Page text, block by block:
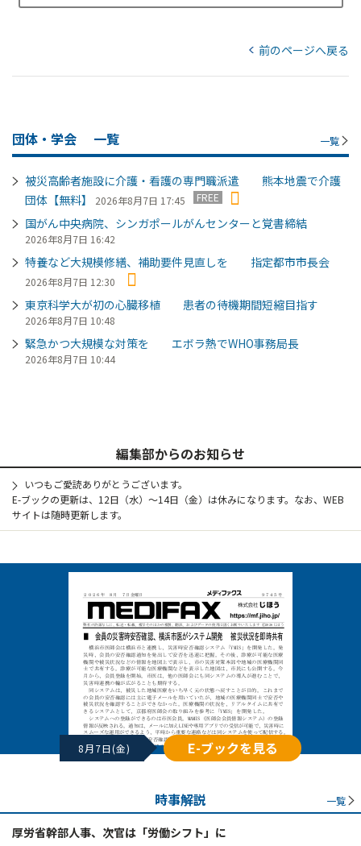
前のページへ戻る
団体・学会 一覧 一覧
被災高齢者施設に介護・看護の専門職派遣 熊本地震で介護
団体【無料】
2026年8月7日 17:45 FREE
国がん中央病院、シンガポールがんセンターと覚書締結
2026年8月7日 16:42
特養など大規模修繕、補助要件見直しを 指定都市市長会
2026年8月7日 12:30
東京科学大が初の心臓移植 患者の待機期間短縮目指す
2026年8月7日 10:48
緊急かつ大規模な対策を エボラ熱でWHO事務局長
2026年8月7日 10:44
編集部からのお知らせ
いつもご愛読ありがとうございます。
E-ブックの更新は、12日（水）～14日（金）は休みになります。なお、WEB
サイトは随時更新します。
8月7日(金) E-ブックを見る
時事解説 一覧
厚労省幹部人事、次官は「労働シフト」に